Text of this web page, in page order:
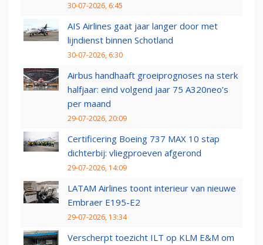
30-07-2026, 6:45
AIS Airlines gaat jaar langer door met
lijndienst binnen Schotland
30-07-2026, 6:30
Airbus handhaaft groeiprognoses na sterk
halfjaar: eind volgend jaar 75 A320neo’s
per maand
29-07-2026, 20:09
Certificering Boeing 737 MAX 10 stap
dichterbij: vliegproeven afgerond
29-07-2026, 14:09
LATAM Airlines toont interieur van nieuwe
Embraer E195-E2
29-07-2026, 13:34
Verscherpt toezicht ILT op KLM E&M om